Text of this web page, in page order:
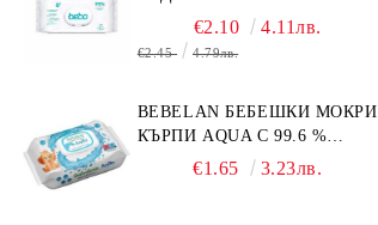
€2.10 4.11лв.
€2.45 4.79лв.
BEBELAN БЕБЕШКИ МОКРИ
КЪРПИ AQUA С 99.6 %
ВОДА 64БР.
€1.65 3.23лв.